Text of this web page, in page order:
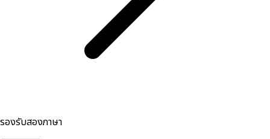
รองรับสองภาษา